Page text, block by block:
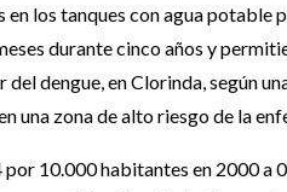
los tanques con agua potable
durante cinco años y
dengue, en Clorinda, según
una zona de alto riesgo de la
10.000 habitantes en 2000 a